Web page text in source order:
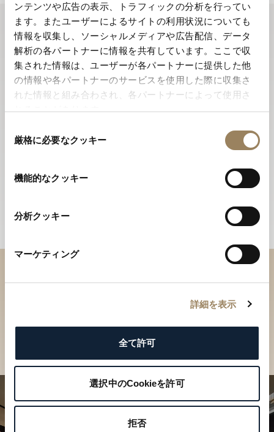
ンテンツや広告の表示、トラフィックの分析を行ってい
ます。またユーザーによるサイトの利用状況についても
情報を収集し、ソーシャルメディアや広告配信、データ
解析の各パートナーに情報を共有しています。ここで収
集された情報は、ユーザーが各パートナーに提供した他
の情報や各パートナーのサービスを使用した際に収集さ
れた情報と組み合わされ、各パートナーによって使用さ
れることがあります。
厳格に必要なクッキー
機能的なクッキー
分析クッキー
マーケティング
詳細を表示
全て許可
選択中のCookieを許可
拒否
ブティックでコレクションを